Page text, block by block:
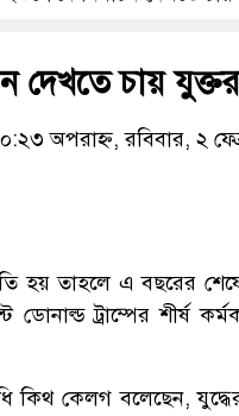
দেখতে চায়
অপরাহ্ন, রবিবার, ২
হয় তাহলে এ বছরের
ডোনাল্ড ট্রাম্পের শীর্ষ
কিথ কেলগ বলেছেন,